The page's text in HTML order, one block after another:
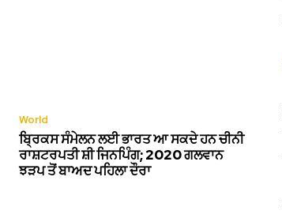
World
ਬ੍ਰਿਕਸ ਸੰਮੇਲਨ ਲਈ ਭਾਰਤ ਆ ਸਕਦੇ ਹਨ ਚੀਨੀ
ਰਾਸ਼ਟਰਪਤੀ ਸ਼ੀ ਜਿਨਪਿੰਗ; 2020 ਗਲਵਾਨ
ਝੜਪ ਤੋਂ ਬਾਅਦ ਪਹਿਲਾ ਦੌਰਾ